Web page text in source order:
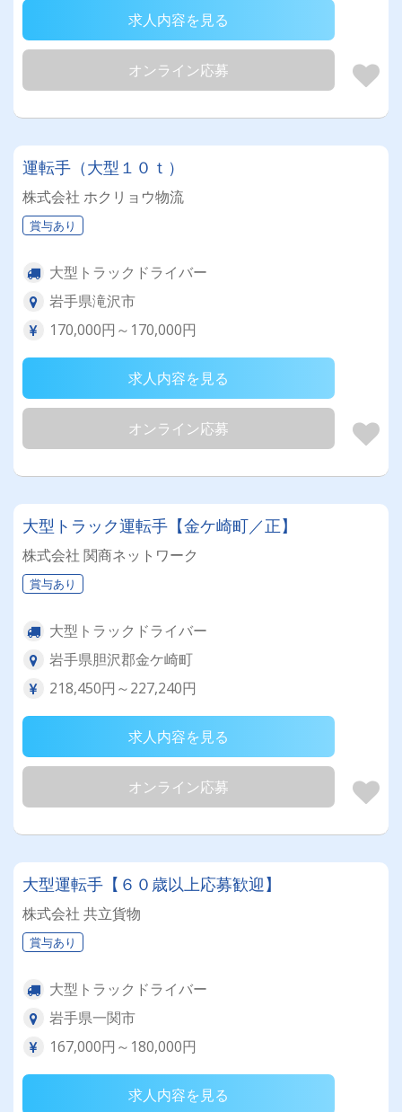
求人内容を見る
オンライン応募
運転手（大型１０ｔ）
株式会社 ホクリョウ物流
賞与あり
大型トラックドライバー
岩手県滝沢市
170,000円～170,000円
求人内容を見る
オンライン応募
大型トラック運転手【金ケ崎町／正】
株式会社 関商ネットワーク
賞与あり
大型トラックドライバー
岩手県胆沢郡金ケ崎町
218,450円～227,240円
求人内容を見る
オンライン応募
大型運転手【６０歳以上応募歓迎】
株式会社 共立貨物
賞与あり
大型トラックドライバー
岩手県一関市
167,000円～180,000円
求人内容を見る